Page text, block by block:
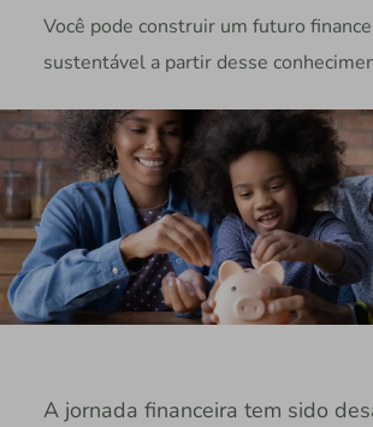
Você pode construir um futuro
sustentável a partir desse
A jornada financeira tem sido